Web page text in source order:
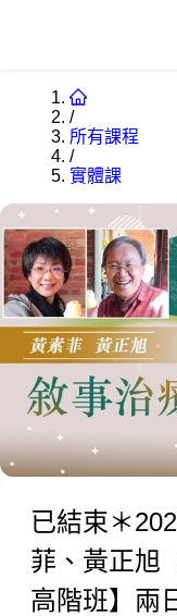
/
所有課程
/
實體課
已結束＊
菲、黃正旭
高階班】兩